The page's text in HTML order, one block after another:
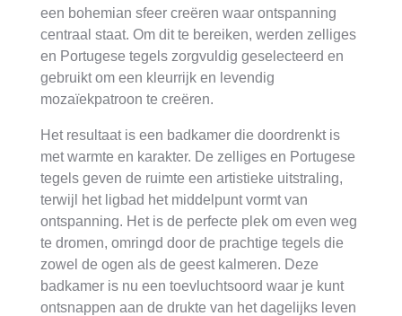
een bohemian sfeer creëren waar ontspanning
centraal staat. Om dit te bereiken, werden zelliges
en Portugese tegels zorgvuldig geselecteerd en
gebruikt om een kleurrijk en levendig
mozaïekpatroon te creëren.
Het resultaat is een badkamer die doordrenkt is
met warmte en karakter. De zelliges en Portugese
tegels geven de ruimte een artistieke uitstraling,
terwijl het ligbad het middelpunt vormt van
ontspanning. Het is de perfecte plek om even weg
te dromen, omringd door de prachtige tegels die
zowel de ogen als de geest kalmeren. Deze
badkamer is nu een toevluchtsoord waar je kunt
ontsnappen aan de drukte van het dagelijks leven